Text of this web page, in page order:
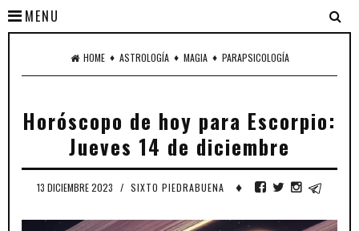
MENU
HOME ♦ ASTROLOGÍA ♦ MAGIA ♦ PARAPSICOLOGÍA
Horóscopo de hoy para Escorpio:
Jueves 14 de diciembre
13 DICIEMBRE 2023 / SIXTO PIEDRABUENA ♦